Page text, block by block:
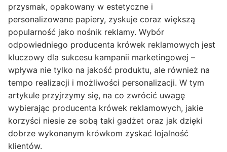
przysmak, opakowany w estetyczne i
personalizowane papiery, zyskuje coraz większą
popularność jako nośnik reklamy. Wybór
odpowiedniego producenta krówek reklamowych jest
kluczowy dla sukcesu kampanii marketingowej –
wpływa nie tylko na jakość produktu, ale również na
tempo realizacji i możliwości personalizacji. W tym
artykule przyjrzymy się, na co zwrócić uwagę
wybierając producenta krówek reklamowych, jakie
korzyści niesie ze sobą taki gadżet oraz jak dzięki
dobrze wykonanym krówkom zyskać lojalność
klientów.